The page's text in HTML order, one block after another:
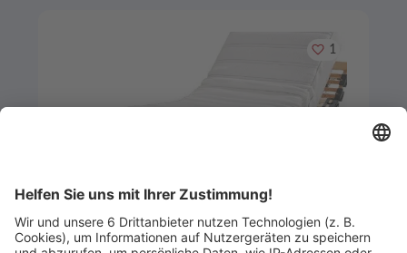
Merken
1
Artikel-ID: 3103 0